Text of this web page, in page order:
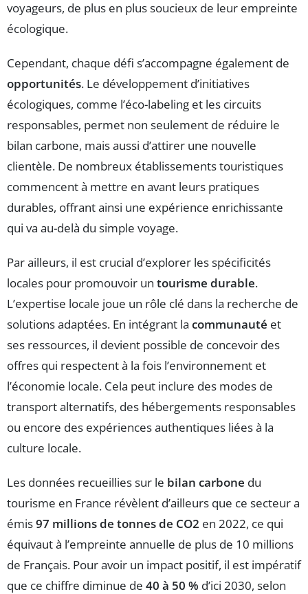
voyageurs, de plus en plus soucieux de leur empreinte
écologique.
Cependant, chaque défi s’accompagne également de
opportunités. Le développement d’initiatives
écologiques, comme l’éco-labeling et les circuits
responsables, permet non seulement de réduire le
bilan carbone, mais aussi d’attirer une nouvelle
clientèle. De nombreux établissements touristiques
commencent à mettre en avant leurs pratiques
durables, offrant ainsi une expérience enrichissante
qui va au-delà du simple voyage.
Par ailleurs, il est crucial d’explorer les spécificités
locales pour promouvoir un tourisme durable.
L’expertise locale joue un rôle clé dans la recherche de
solutions adaptées. En intégrant la communauté et
ses ressources, il devient possible de concevoir des
offres qui respectent à la fois l’environnement et
l’économie locale. Cela peut inclure des modes de
transport alternatifs, des hébergements responsables
ou encore des expériences authentiques liées à la
culture locale.
Les données recueillies sur le bilan carbone du
tourisme en France révèlent d’ailleurs que ce secteur a
émis97 millions de tonnes de CO2 en 2022, ce qui
équivaut à l’empreinte annuelle de plus de 10 millions
de Français. Pour avoir un impact positif, il est impératif
que ce chiffre diminue de 40 à 50 % d’ici 2030, selon